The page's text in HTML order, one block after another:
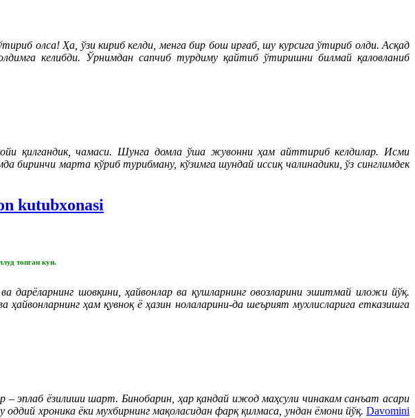
олса! Ҳа, ўзи кириб келди, менга бир бош ирғаб, шу курсига ўтириб олди. Асқад
келибди. Ўрнимдан сапчиб турдиму қайтиб ўтиришни билмай қаловланиб
қилгандик, чамаси. Шунга домла ўша жувонни ҳам айттириб келдилар. Исми
марта кўриб турибману, кўзимга шундай иссиқ чалинадики, ўз синглимдек
kutubxonasi
топган кун.
шовқини, ҳайвонлар ва қушларнинг овозларини эшитмай иложи йўқ.
ҳам қувноқ ё ҳазин нолаларини-да шеърият мухлисларига етказишга
эплаб ёзилиши шарт. Бинобарин, ҳар қандай ижод маҳсули чинакам санъат асари
хроника ёки мухбирнинг мақоласидан фарқ қилмаса, ундан ёмони йўқ. Davomini